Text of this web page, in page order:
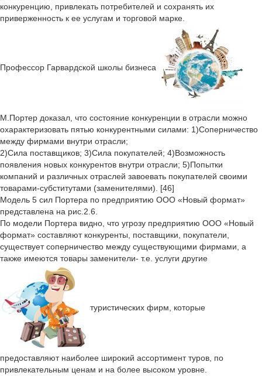
конкуренцию, привлекать потребителей и сохранять их
приверженность к ее услугам и торговой марке.
Профессор Гарвардской школы бизнеса
М.Портер доказал, что состояние конкуренции в отрасли можно
охарактеризовать пятью конкурентными силами: 1)Соперничество
между фирмами внутри отрасли;
2)Сила поставщиков; 3)Сила покупателей; 4)Возможность
появления новых конкурентов внутри отрасли; 5)Попытки
компаний и различных отраслей завоевать покупателей своими
товарами-субститутами (заменителями). [46]
Модель 5 сил Портера по предприятию ООО «Новый формат»
представлена на рис.2.6.
По модели Портера видно, что угрозу предприятию ООО «Новый
формат» составляют конкуренты, поставщики, покупатели,
существует соперничество между существующими фирмами, а
также имеются товары заменители- т.е. услуги другие
туристических фирм, которые
предоставляют наиболее широкий ассортимент туров, по
привлекательным ценам и на более высоком уровне.